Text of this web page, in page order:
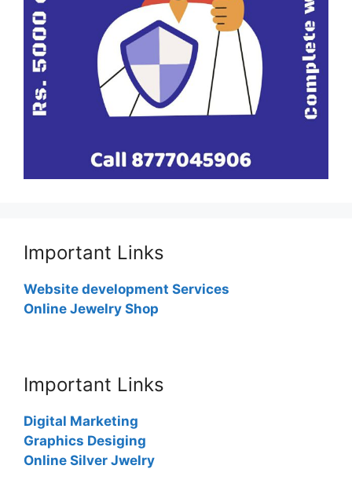
Important Links
Website development Services
Online Jewelry Shop
Important Links
Digital Marketing
Graphics Desiging
Online Silver Jwelry